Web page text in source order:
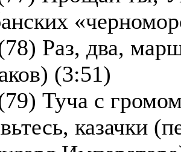
Раз, два,
(3:51)
Туча с
казачки